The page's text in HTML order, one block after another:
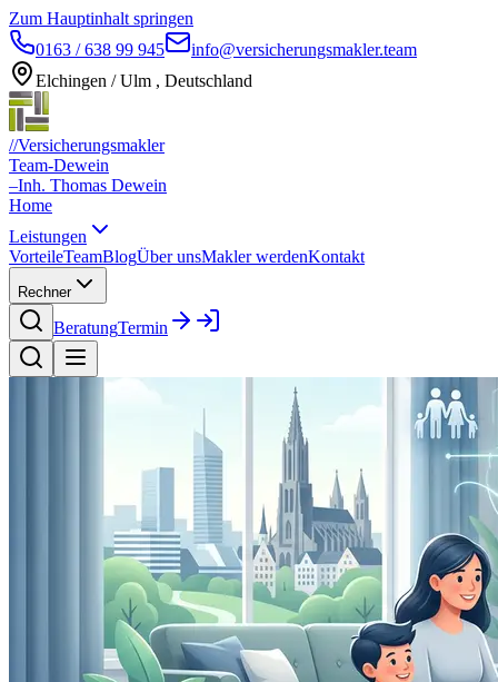
Zum Hauptinhalt springen
0163 / 638 99 945
info@versicherungsmakler.team
Elchingen / Ulm , Deutschland
//Versicherungsmakler
Team-Dewein
–Inh. Thomas Dewein
Home
Leistungen
VorteileTeamBlogÜber unsMakler werdenKontakt
Rechner
BeratungTermin